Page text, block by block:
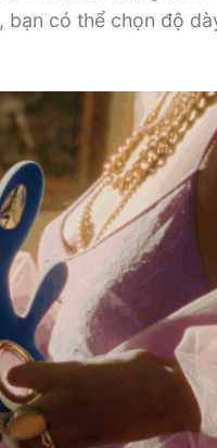
có thể chọn độ